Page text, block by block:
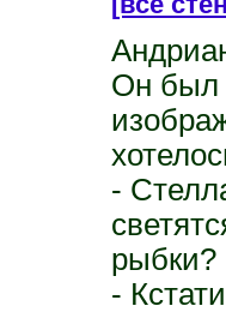
Он был
-
рыбки?
-